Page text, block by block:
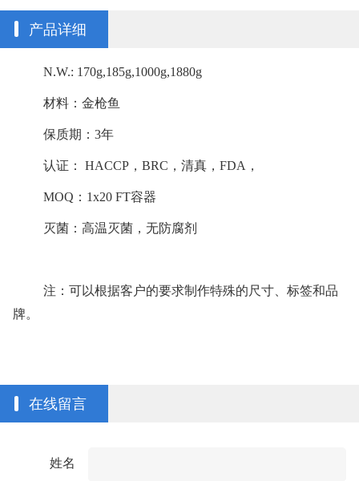
产品详细
N.W.: 170g,185g,1000g,1880g
材料：金枪鱼
保质期：3年
认证： HACCP，BRC，清真，FDA，
MOQ：1x20 FT容器
灭菌：高温灭菌，无防腐剂
注：可以根据客户的要求制作特殊的尺寸、标签和品
牌。
在线留言
姓名